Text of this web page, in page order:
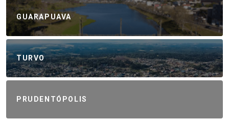
GUARAPUAVA
TURVO
PRUDENTÓPOLIS